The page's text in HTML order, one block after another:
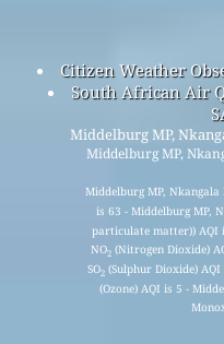
Citizen Weather
South African Air
Middelburg MP,
Middelburg MP,
Middelburg MP, Nkangala
is 63 - Middelburg MP,
particulate matter)) AQI
NO2(Nitrogen Dioxide)
SO2(Sulphur Dioxide) AQI
(Ozone) AQI is 5 -